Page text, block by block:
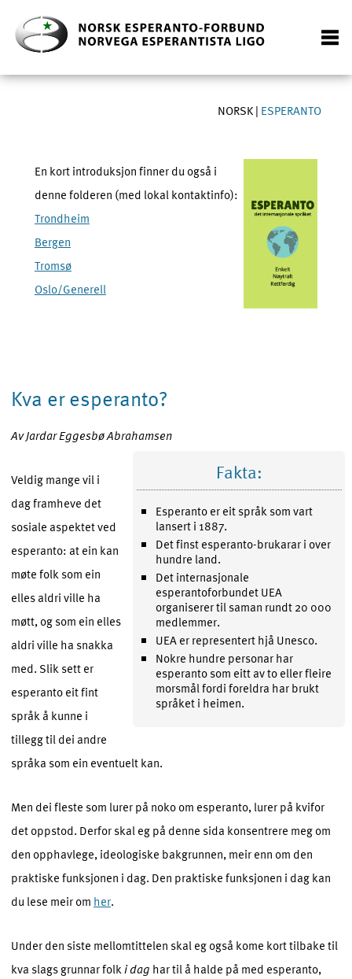
NORSK| ESPERANTO
En kort introduksjon finner du også i
denne folderen (med lokal kontaktinfo):
Trondheim
Bergen
Tromsø
Oslo/Generell
Kva er esperanto?
Av Jardar Eggesbø Abrahamsen
Fakta:
Esperanto er eit språk som vart
lansert i 1887.
Det finst esperanto-brukarar i over
hundre land.
Det internasjonale
esperantoforbundet UEA
organiserer til saman rundt 20 000
medlemmer.
UEA er representert hjå Unesco.
Nokre hundre personar har
esperanto som eitt av to eller fleire
morsmål fordi foreldra har brukt
språket i heimen.
Veldig mange vil i
dag framheve det
sosiale aspektet ved
esperanto: at ein kan
møte folk som ein
elles aldri ville ha
møtt, og som ein elles
aldri ville ha snakka
med. Slik sett er
esperanto eit fint
språk å kunne i
tillegg til dei andre
språka som ein eventuelt kan.
Men dei fleste som lurer på noko om esperanto, lurer på kvifor
det oppstod. Derfor skal eg på denne sida konsentrere meg om
den opphavlege, ideologiske bakgrunnen, meir enn om den
praktiske funksjonen i dag. Den praktiske funksjonen i dag kan
du lese meir om her.
Under den siste mellomtittelen skal eg også kome kort tilbake til
kva slags grunnar folki dag har til å halde på med esperanto,